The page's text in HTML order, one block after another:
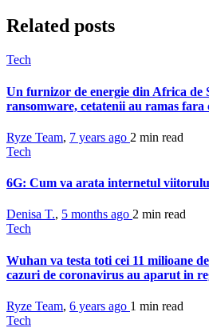
Related posts
Tech
Un furnizor de energie din Africa de
ransomware, cetatenii au ramas fara
Ryze Team, 7 years ago 2 min read
Tech
6G: Cum va arata internetul
Denisa T., 5 months ago 2 min read
Tech
Wuhan va testa toti cei 11 milioane
cazuri de coronavirus au aparut in
Ryze Team, 6 years ago 1 min read
Tech